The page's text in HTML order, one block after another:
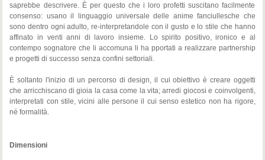
saprebbe descrivere. È per questo che i loro profetti suscitano facilmente
consenso: usano il linguaggio universale delle anime fanciullesche che
sono dentro ogni adulto, re-interpretandole con il gusto e lo stile che hanno
affinato in venti anni di lavoro insieme. Lo spirito positivo, ironico e al
contempo sognatore che li accomuna li ha pportati a realizzare partnership
e progetti di successo senza confini settoriali.
È soltanto l'inizio di un percorso di design, il cui obiettivo è creare oggetti
che arricchiscano di gioia la casa come la vita; arredi giocosi e coinvolgenti,
interpretati con stile, vicini alle persone il cui senso estetico non ha rigore,
né formalità.
Dimensioni